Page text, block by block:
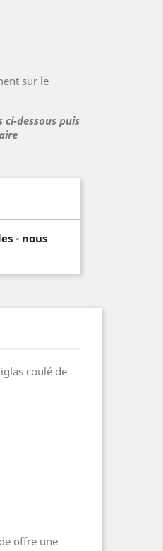
sur le
ci-dessous puis
- nous
coulé de
offre une